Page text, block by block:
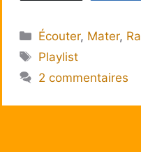
Catégories
Écouter, Mater,
Étiquettes
Playlist
2 commentaires